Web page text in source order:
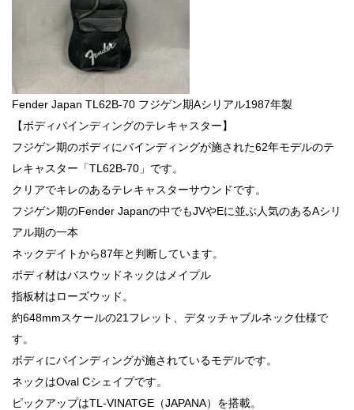
Fender Japan TL62B-70 フジゲン期Aシリアル1987年製
【ボディバインディングのテレキャスター】
フジゲン期のボディにバインディングが施された62年モデルのテ
レキャスター「TL62B-70」です。
クリアでキレのあるテレキャスターサウンドです。
フジゲン期のFender Japanの中でもJVやEに並ぶ人気のあるAシリ
アル期の一本
ネックデイトから87年と判断しています。
ボディ材はバスウッドネックはメイプル
指板材はローズウッド。
約648mmスケールの21フレット、デタッチャブルネック仕様で
す。
ボディにバインディングが施されているモデルです。
ネックはOval Cシェイプです。
ピックアップはTL-VINATGE（JAPANA）を搭載。